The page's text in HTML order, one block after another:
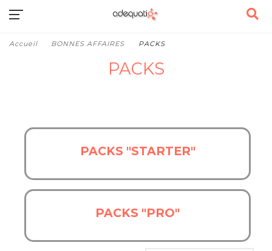
Accueil BONNES AFFAIRES PACKS
PACKS
PACKS "STARTER"
PACKS "PRO"